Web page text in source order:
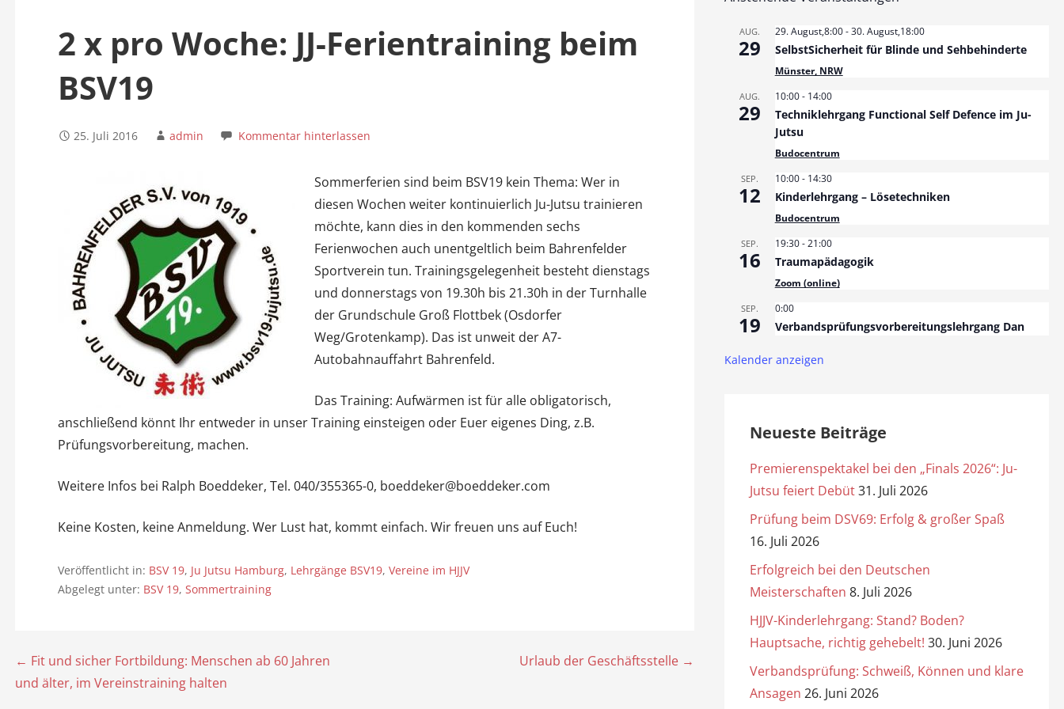
2 x pro Woche: JJ-Ferientraining beim
BSV19
25. Juli 2016 admin Kommentar hinterlassen
Sommerferien sind beim BSV19 kein Thema: Wer in
diesen Wochen weiter kontinuierlich Ju-Jutsu trainieren
möchte, kann dies in den kommenden sechs
Ferienwochen auch unentgeltlich beim Bahrenfelder
Sportverein tun. Trainingsgelegenheit besteht dienstags
und donnerstags von 19.30h bis 21.30h in der Turnhalle
der Grundschule Groß Flottbek (Osdorfer
Weg/Grotenkamp). Das ist unweit der A7-
Autobahnauffahrt Bahrenfeld.
Das Training: Aufwärmen ist für alle obligatorisch,
anschließend könnt Ihr entweder in unser Training einsteigen oder Euer eigenes Ding, z.B.
Prüfungsvorbereitung, machen.
Weitere Infos bei Ralph Boeddeker, Tel. 040/355365-0, boeddeker@boeddeker.com
Keine Kosten, keine Anmeldung. Wer Lust hat, kommt einfach. Wir freuen uns auf Euch!
Veröffentlicht in: BSV 19, Ju Jutsu Hamburg, Lehrgänge BSV19, Vereine im HJJV
Abgelegt unter: BSV 19, Sommertraining
B
← Fit und sicher Fortbildung: Menschen ab 60 Jahren
und älter, im Vereinstraining halten
Urlaub der Geschäftsstelle →
AUG.
29
29. August,8:00-30. August,18:00
SelbstSicherheit für Blinde und Sehbehinderte
Münster, NRW
AUG.
29
10:00- 14:00
Techniklehrgang Functional Self Defence im Ju-
Jutsu
Budocentrum
SEP.
12
10:00- 14:30
Kinderlehrgang – Lösetechniken
Budocentrum
SEP.
16
19:30-21:00
Traumapädagogik
Zoom (online)
SEP.
19
0:00
Verbandsprüfungsvorbereitungslehrgang Dan
Kalender anzeigen
Neueste Beiträge
Premierenspektakel bei den „Finals 2026“: Ju-
Jutsu feiert Debüt31. Juli 2026
Prüfung beim DSV69: Erfolg & großer Spaß
16. Juli 2026
Erfolgreich bei den Deutschen
Meisterschaften 8. Juli 2026
HJJV-Kinderlehrgang: Stand? Boden?
Hauptsache, richtig gehebelt! 30. Juni 2026
Verbandsprüfung: Schweiß, Können und klare
Ansagen 26. Juni 2026